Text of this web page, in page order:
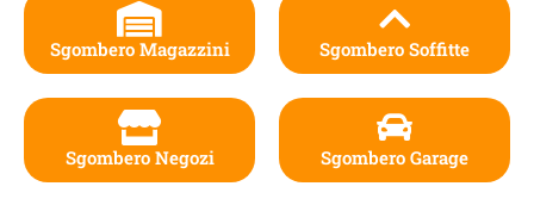
Sgombero Magazzini
Sgombero Negozi
Sgombero Soffitte
Sgombero Garage